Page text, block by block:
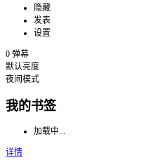
隐藏
发表
设置
0 弹幕
默认亮度
夜间模式
我的书签
加载中...
详情